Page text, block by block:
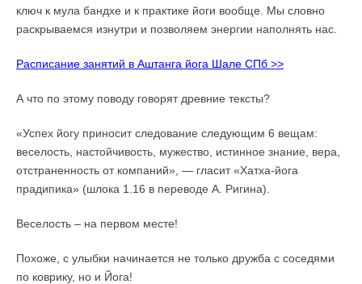
ключ к мула бандхе и к практике йоги вообще. Мы словно
раскрываемся изнутри и позволяем энергии наполнять нас.
Расписание занятий в Аштанга йога Шале СПб >>
А что по этому поводу говорят древние тексты?
«Успех йогу приносит следование следующим 6 вещам:
веселость, настойчивость, мужество, истинное знание, вера,
отстраненность от компаний», — гласит «Хатха-йога
прадипика» (шлока 1.16 в переводе А. Ригина).
Веселость – на первом месте!
Похоже, с улыбки начинается не только дружба с соседями
по коврику, но и Йога!